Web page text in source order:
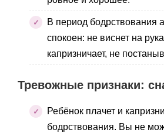
В период бодрствования
спокоен: не виснет на
капризничает, не
Тревожные признаки:
Ребёнок плачет и
бодрствования. Вы не